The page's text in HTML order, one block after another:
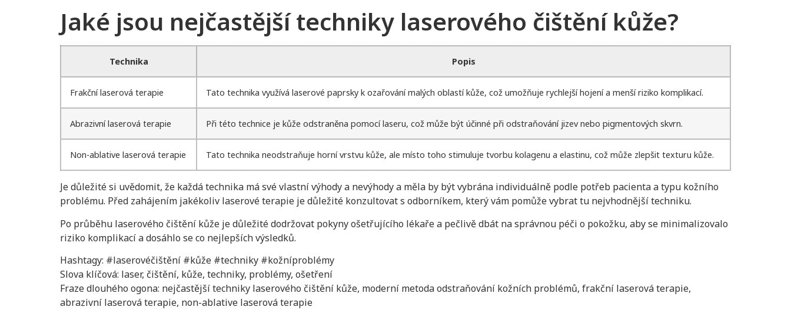
Jaké jsou nejčastější techniky laserového čištění kůže?
Technika Popis
Frakční laserová terapie Tato technika využívá laserové paprsky k ozařování malých oblastí kůže, což umožňuje rychlejší hojení a menší riziko komplikací.
Abrazivní laserová terapie Při této technice je kůže odstraněna pomocí laseru, což může být účinné při odstraňování jizev nebo pigmentových skvrn.
Non-ablative laserová terapie Tato technika neodstraňuje horní vrstvu kůže, ale místo toho stimuluje tvorbu kolagenu a elastinu, což může zlepšit texturu kůže.
Je důležité si uvědomit, že každá technika má své vlastní výhody a nevýhody a měla by být vybrána individuálně podle potřeb pacienta a typu kožního
problému. Před zahájením jakékoliv laserové terapie je důležité konzultovat s odborníkem, který vám pomůže vybrat tu nejvhodnější techniku.
Po průběhu laserového čištění kůže je důležité dodržovat pokyny ošetřujícího lékaře a pečlivě dbát na správnou péči o pokožku, aby se minimalizovalo
riziko komplikací a dosáhlo se co nejlepších výsledků.
Hashtagy: #laserovéčištění #kůže #techniky #kožníproblémy
Slova klíčová: laser, čištění, kůže, techniky, problémy, ošetření
Fraze dlouhého ogona: nejčastější techniky laserového čištění kůže, moderní metoda odstraňování kožních problémů, frakční laserová terapie,
abrazivní laserová terapie, non-ablative laserová terapie